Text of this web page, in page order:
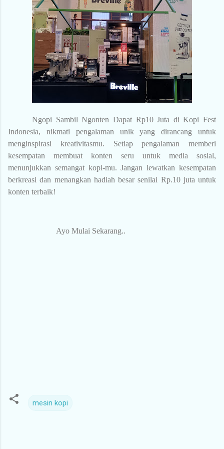
Ngopi Sambil Ngonten Dapat Rp10 Juta di Kopi Fest
Indonesia, nikmati pengalaman unik yang dirancang untuk
menginspirasi kreativitasmu. Setiap pengalaman memberi
kesempatan membuat konten seru untuk media sosial,
menunjukkan semangat kopi-mu. Jangan lewatkan kesempatan
berkreasi dan menangkan hadiah besar senilai Rp.10 juta untuk
konten terbaik!
Ayo Mulai Sekarang..
mesin kopi